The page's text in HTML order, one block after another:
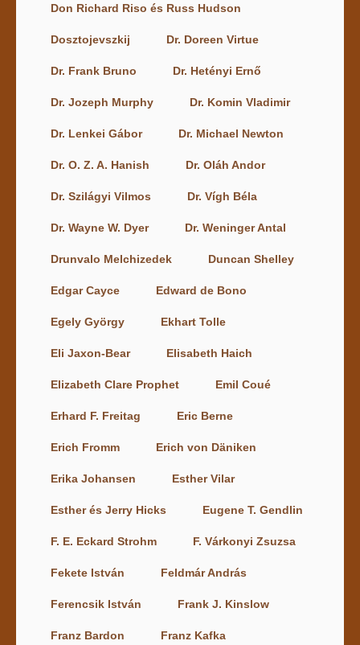
Don Richard Riso és Russ Hudson
Dosztojevszkij Dr. Doreen Virtue
Dr. Frank Bruno Dr. Hetényi Ernő
Dr. Jozeph Murphy Dr. Komin Vladimir
Dr. Lenkei Gábor Dr. Michael Newton
Dr. O. Z. A. Hanish Dr. Oláh Andor
Dr. Szilágyi Vilmos Dr. Vígh Béla
Dr. Wayne W. Dyer Dr. Weninger Antal
Drunvalo Melchizedek Duncan Shelley
Edgar Cayce Edward de Bono
Egely György Ekhart Tolle
Eli Jaxon-Bear Elisabeth Haich
Elizabeth Clare Prophet Emil Coué
Erhard F. Freitag Eric Berne
Erich Fromm Erich von Däniken
Erika Johansen Esther Vilar
Esther és Jerry Hicks Eugene T. Gendlin
F. E. Eckard Strohm F. Várkonyi Zsuzsa
Fekete István Feldmár András
Ferencsik István Frank J. Kinslow
Franz Bardon Franz Kafka